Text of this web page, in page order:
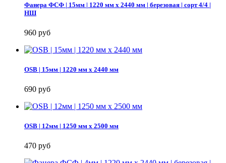
Фанера ФСФ | 15мм | 1220 мм х 2440 мм | березовая | сорт 4/4 |
НШ
960 руб
OSB | 15мм | 1220 мм х 2440 мм
690 руб
OSB | 12мм | 1250 мм х 2500 мм
470 руб